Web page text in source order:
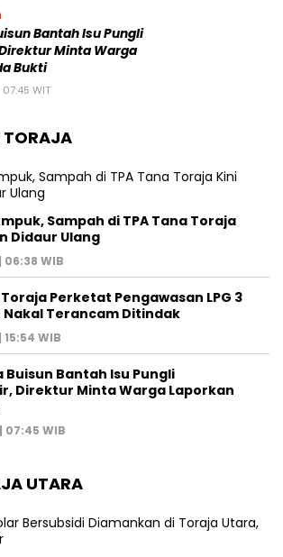
Bantah Isu Pungli
Minta Warga
Bukti
WIT
TORAJA
Sampah di TPA Tana Toraja
Didaur Ulang
WIB
Perketat Pengawasan LPG 3
Nakal Terancam Ditindak
WIB
Bantah Isu Pungli
Direktur Minta Warga Laporkan
07:45 WIB
UTARA